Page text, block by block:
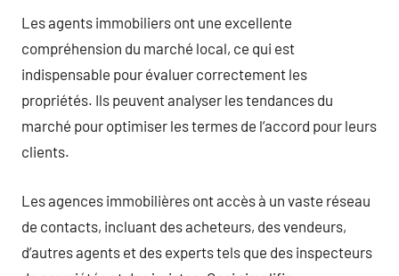
Les agents immobiliers ont une excellente
compréhension du marché local, ce qui est
indispensable pour évaluer correctement les
propriétés. Ils peuvent analyser les tendances du
marché pour optimiser les termes de l’accord pour leurs
clients.
Les agences immobilières ont accès à un vaste réseau
de contacts, incluant des acheteurs, des vendeurs,
d’autres agents et des experts tels que des inspecteurs